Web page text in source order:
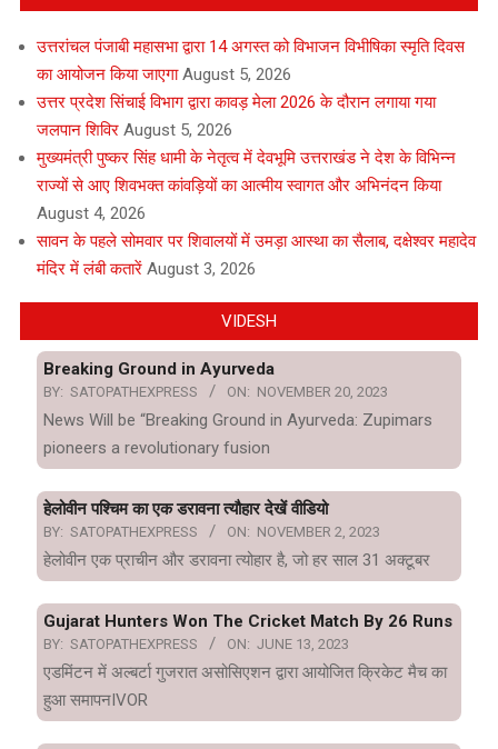
उत्तरांचल पंजाबी महासभा द्वारा 14 अगस्त को विभाजन विभीषिका स्मृति दिवस
का आयोजन किया जाएगा August 5, 2026
उत्तर प्रदेश सिंचाई विभाग द्वारा कावड़ मेला 2026 के दौरान लगाया गया
जलपान शिविर August 5, 2026
मुख्यमंत्री पुष्कर सिंह धामी के नेतृत्व में देवभूमि उत्तराखंड ने देश के विभिन्न
राज्यों से आए शिवभक्त कांवड़ियों का आत्मीय स्वागत और अभिनंदन किया
August 4, 2026
सावन के पहले सोमवार पर शिवालयों में उमड़ा आस्था का सैलाब, दक्षेश्वर महादेव
मंदिर में लंबी कतारें August 3, 2026
VIDESH
Breaking Ground in Ayurveda
BY: SATOPATHEXPRESS ON: NOVEMBER 20, 2023
News Will be “Breaking Ground in Ayurveda: Zupimars
pioneers a revolutionary fusion
हेलोवीन पश्चिम का एक डरावना त्यौहार देखें वीडियो
BY: SATOPATHEXPRESS ON: NOVEMBER 2, 2023
हेलोवीन एक प्राचीन और डरावना त्योहार है, जो हर साल 31 अक्टूबर
Gujarat Hunters Won The Cricket Match By 26 Runs
BY: SATOPATHEXPRESS ON: JUNE 13, 2023
एडमिंटन में अल्बर्टा गुजरात असोसिएशन द्वारा आयोजित क्रिकेट मैच का
हुआ समापनIVOR